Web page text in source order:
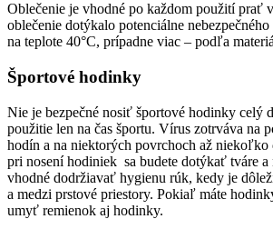
Oblečenie je vhodné po každom použití prať
oblečenie dotýkalo potenciálne
na teplote 40°C, prípadne viac – podľa
Športové hodinky
Nie je bezpečné nosiť športové hodinky celý
použitie len na čas športu. Vírus zotrváva na
hodín a na niektorých povrchoch až niekoľko
pri nosení hodiniek sa budete dotýkať tváre a
vhodné dodržiavať hygienu rúk, kedy je
a medzi prstové priestory. Pokiaľ máte
umyť remienok aj hodinky.